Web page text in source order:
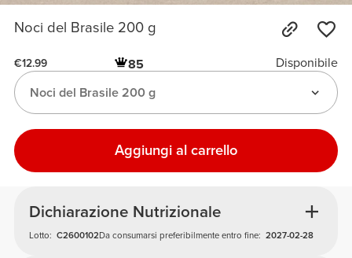
Noci del Brasile 200 g
€12.99 85
Disponibile
Noci del Brasile 200 g
Aggiungi al carrello
Dichiarazione Nutrizionale
Lotto: C2600102Da consumarsi preferibilmente entro fine: 2027-02-28